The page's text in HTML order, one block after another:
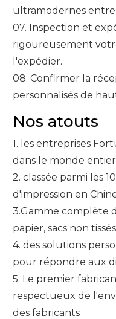
ultramodernes
07. Inspection et
rigoureusement
l'expédier.
08. Confirmer la
personnalisés de
Nos atouts
1. les entreprises
dans le monde entier
2. classée parmi les
d'impression en
3.Gamme complète
papier, sacs non
4. des solutions
pour répondre aux
5. Le premier
respectueux de
des fabricants